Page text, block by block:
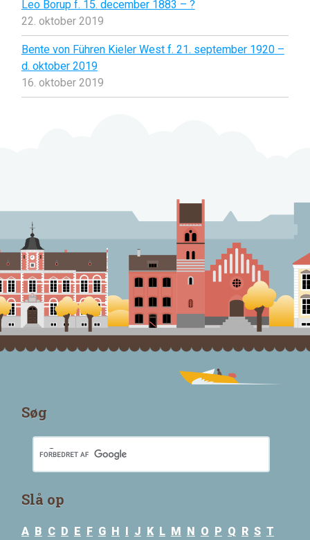
Leo Borup f. 15. december 1883 – ?
22. oktober 2019
Bente von Führen Kieler West f. 21. september 1920 –
d. oktober 2019
16. oktober 2019
Søg
Slå op
A B C D E F G H I J K L M N O P Q R S T